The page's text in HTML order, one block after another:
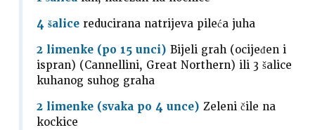
4 šalice reducirana natrijeva pileća juha
2 limenke (po 15 unci) Bijeli grah (ocijeđen i
ispran) (Cannellini, Great Northern) ili 3 šalice
kuhanog suhog graha
2 limenke (svaka po 4 unce) Zeleni čile na
kockice